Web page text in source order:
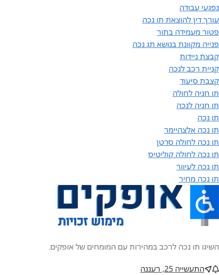
נפגעי עבודה
עורך דין להוצאת תו נכה
פטור מעמידה בתור
פנייה מקוונת בנושא תג נכה
קבצת ניידות
קניית רכב לנכה
קצבת סיעוד
תו חניה לחולה
תו חניה לנכה
תו נכה
תו נכה אלצהיימר
תו נכה לחולה סרטן
תו נכה לחולה קוליטיס
תו נכה לעיוור
תו נכה מחיר
השיגו תו נכה לרכב במהירות עם המומחים של אופקים.
התעשייה 25, רעננה